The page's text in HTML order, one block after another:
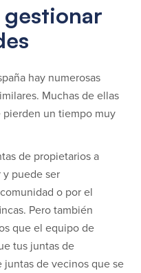
hay numerosas
Muchas de ellas
pierden un tiempo muy
de propietarios a
y puede ser
o por el
Pero también
que el equipo de
tus juntas de
juntas de vecinos que se